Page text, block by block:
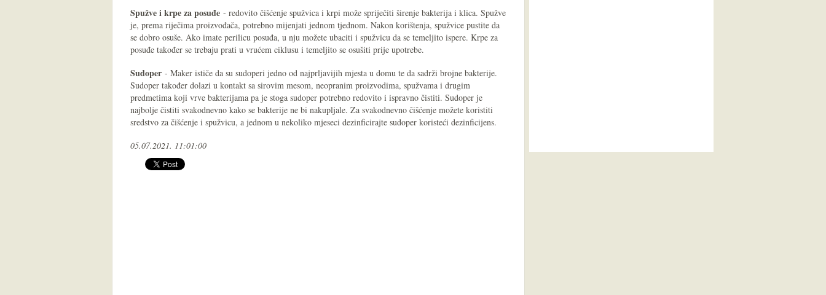
Spužve i krpe za posuđe - redovito čišćenje spužvica i krpi može spriječiti širenje bakterija i klica. Spužve
je, prema riječima proizvođača, potrebno mijenjati jednom tjednom. Nakon korištenja, spužvice pustite da
se dobro osuše. Ako imate perilicu posuđa, u nju možete ubaciti i spužvicu da se temeljito ispere. Krpe za
posuđe također se trebaju prati u vrućem ciklusu i temeljito se osušiti prije upotrebe.
Sudoper - Maker ističe da su sudoperi jedno od najprljavijih mjesta u domu te da sadrži brojne bakterije.
Sudoper također dolazi u kontakt sa sirovim mesom, neopranim proizvodima, spužvama i drugim
predmetima koji vrve bakterijama pa je stoga sudoper potrebno redovito i ispravno čistiti. Sudoper je
najbolje čistiti svakodnevno kako se bakterije ne bi nakupljale. Za svakodnevno čišćenje možete koristiti
sredstvo za čišćenje i spužvicu, a jednom u nekoliko mjeseci dezinficirajte sudoper koristeći dezinficijens.
05.07.2021. 11:01:00